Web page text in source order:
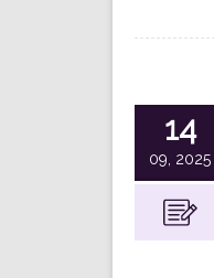
14
09, 2025